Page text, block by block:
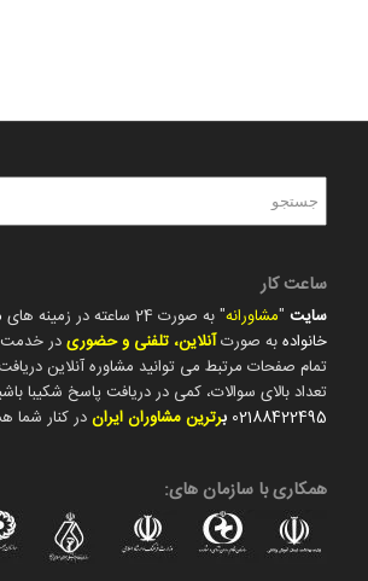
ساعت کار
سایت"مشاورانه" به صورت 24 ساعته در زمینه های
خانوادهبه صورتآنلاین، تلفنی و حضوریدر
تمام صفحات مرتبط می توانید مشاوره آنلاین
تعداد بالای سوالات، کمی در دریافت پاسخ شکیبا
02188422495 برترین مشاوران ایراندر کنار شما
همکاری با سازمان های: